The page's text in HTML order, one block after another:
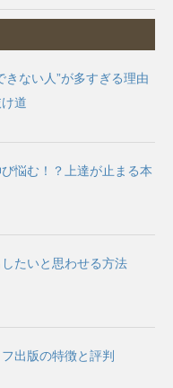
きない人”が多すぎる理由
道
悩む！？上達が止まる本
たいと思わせる方法
出版の特徴と評判